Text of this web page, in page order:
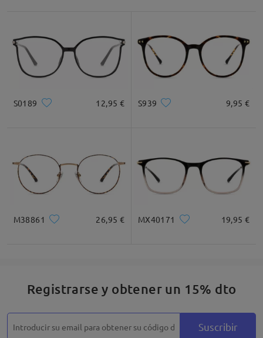
S0189 12,95 € S939 9,95 €
M38861 26,95 € MX40171 19,95 €
Registrarse y obtener un 15% dto
Suscribir